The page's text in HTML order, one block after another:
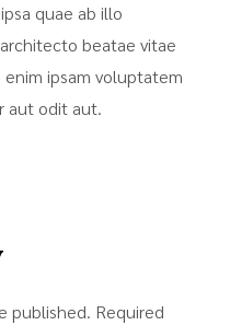
quae ab illo
beatae vitae
ipsam voluptatem
aut odit aut.
published. Required